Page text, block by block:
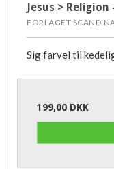
Jesus >
FORLAGET
Sig farvel til
199,00 DKK